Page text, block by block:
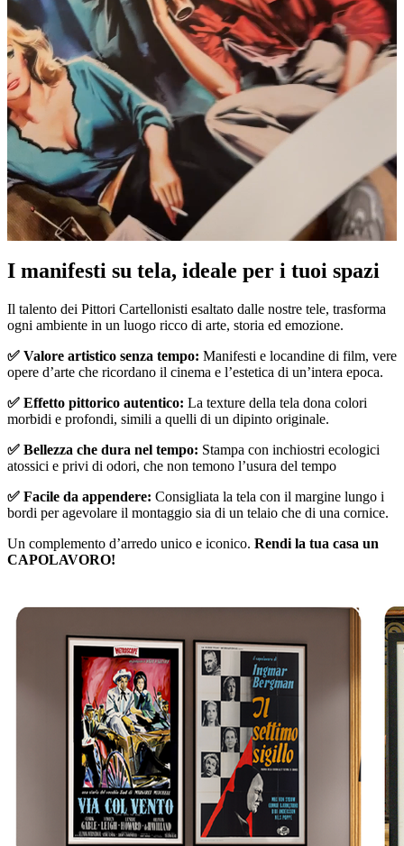
I manifesti su tela, ideale per i tuoi spazi
Il talento dei Pittori Cartellonisti esaltato dalle nostre tele, trasforma
ogni ambiente in un luogo ricco di arte, storia ed emozione.
✅ Valore artistico senza tempo: Manifesti e locandine di film, vere
opere d’arte che ricordano il cinema e l’estetica di un’intera epoca.
✅ Effetto pittorico autentico: La texture della tela dona colori
morbidi e profondi, simili a quelli di un dipinto originale.
✅ Bellezza che dura nel tempo: Stampa con inchiostri ecologici
atossici e privi di odori, che non temono l’usura del tempo
✅ Facile da appendere: Consigliata la tela con il margine lungo i
bordi per agevolare il montaggio sia di un telaio che di una cornice.
Un complemento d’arredo unico e iconico. Rendi la tua casa un
CAPOLAVORO!